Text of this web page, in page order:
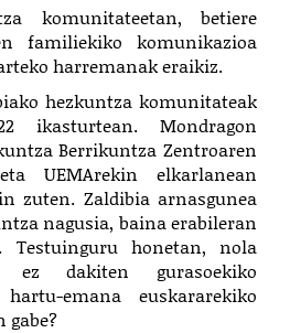
komunitateetan, betiere
familiekiko komunikazioa
harremanak eraikiz.
hezkuntza komunitateak
ikasturtean. Mondragon
Berrikuntza Zentroaren
UEMArekin elkarlanean
zuten. Zaldibia arnasgunea
nagusia, baina erabileran
Testuinguru honetan, nola
ez dakiten gurasoekiko
emana euskararekiko
gabe?